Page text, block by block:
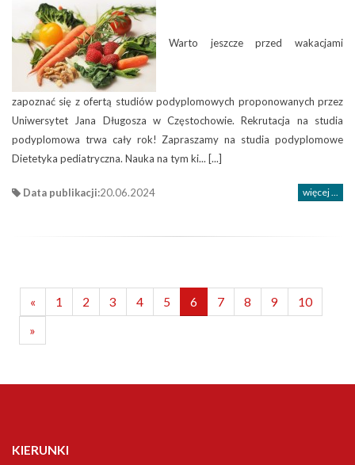
Warto jeszcze przed wakacjami
zapoznać się z ofertą studiów podyplomowych proponowanych przez
Uniwersytet Jana Długosza w Częstochowie. Rekrutacja na studia
podyplomowa trwa cały rok! Zapraszamy na studia podyplomowe
Dietetyka pediatryczna. Nauka na tym ki... [...]
Data publikacji:20.06.2024 więcej ...
« 1 2 3 4 5 6 7 8 9
10
»
KIERUNKI